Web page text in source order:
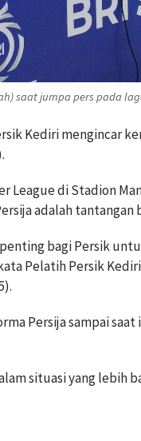
saat jumpa pers pada
Kediri mengincar
League di Stadion
adalah tantangan
bagi Persik
Pelatih Persik
Persija sampai
situasi yang lebih